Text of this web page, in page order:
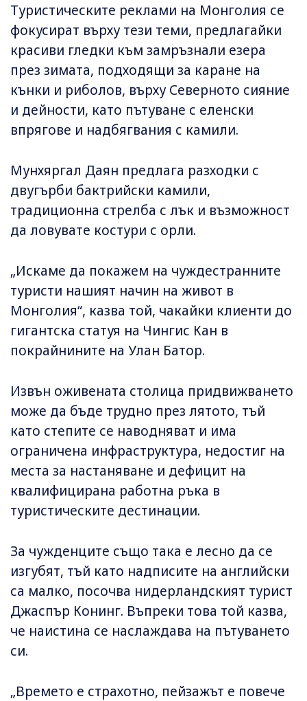
Туристическите реклами на Монголия се
фокусират върху тези теми, предлагайки
красиви гледки към замръзнали езера
през зимата, подходящи за каране на
кънки и риболов, върху Северното сияние
и дейности, като пътуване с еленски
впрягове и надбягвания с камили.
Мунхяргал Даян предлага разходки с
двугърби бактрийски камили,
традиционна стрелба с лък и възможност
да ловувате костури с орли.
„Искаме да покажем на чуждестранните
туристи нашият начин на живот в
Монголия“, казва той, чакайки клиенти до
гигантска статуя на Чингис Кан в
покрайнините на Улан Батор.
Извън оживената столица придвижването
може да бъде трудно през лятото, тъй
като степите се наводняват и има
ограничена инфраструктура, недостиг на
места за настаняване и дефицит на
квалифицирана работна ръка в
туристическите дестинации.
За чужденците също така е лесно да се
изгубят, тъй като надписите на английски
са малко, посочва нидерландският турист
Джаспър Конинг. Въпреки това той казва,
че наистина се наслаждава на пътуването
си.
„Времето е страхотно, пейзажът е повече